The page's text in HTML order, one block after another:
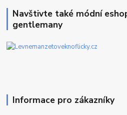
Navštivte také módní
gentlemany
Informace pro zákazníky